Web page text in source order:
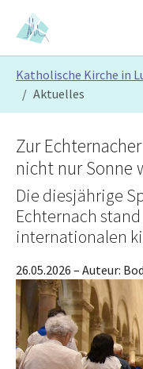
Skip to main content
Skip to page footer
Katholische Kirche in
Aktuelles
Zur
nicht nur Sonne
Die diesjährige
Echternach
internationalen
26.05.2026 – Auteur: